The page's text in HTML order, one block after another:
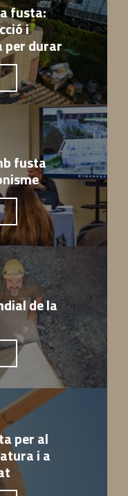
fusta:
i
per durar
fusta
de la
per al
i a